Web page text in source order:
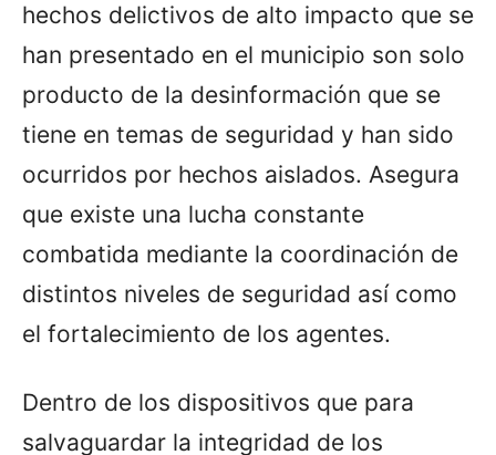
hechos delictivos de alto impacto que se
han presentado en el municipio son solo
producto de la desinformación que se
tiene en temas de seguridad y han sido
ocurridos por hechos aislados. Asegura
que existe una lucha constante
combatida mediante la coordinación de
distintos niveles de seguridad así como
el fortalecimiento de los agentes.
Dentro de los dispositivos que para
salvaguardar la integridad de los